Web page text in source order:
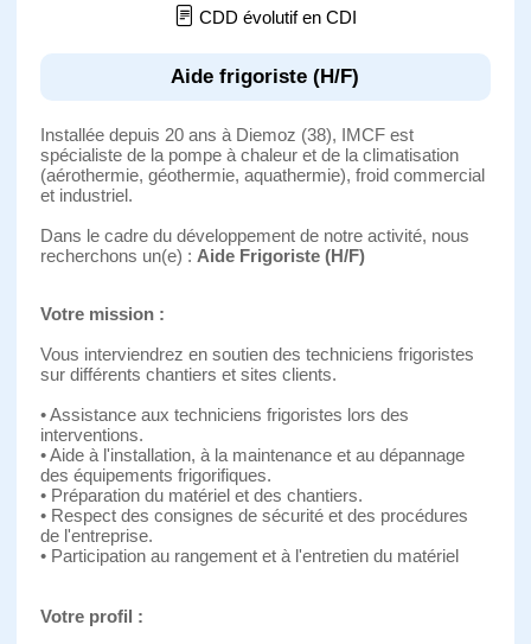
CDD évolutif en CDI
Aide frigoriste (H/F)
Installée depuis 20 ans à Diemoz (38), IMCF est
spécialiste de la pompe à chaleur et de la climatisation
(aérothermie, géothermie, aquathermie), froid commercial
et industriel.
Dans le cadre du développement de notre activité, nous
recherchons un(e) : Aide Frigoriste (H/F)
Votre mission :
Vous interviendrez en soutien des techniciens frigoristes
sur différents chantiers et sites clients.
• Assistance aux techniciens frigoristes lors des
interventions.
• Aide à l'installation, à la maintenance et au dépannage
des équipements frigorifiques.
• Préparation du matériel et des chantiers.
• Respect des consignes de sécurité et des procédures
de l'entreprise.
• Participation au rangement et à l'entretien du matériel
Votre profil :